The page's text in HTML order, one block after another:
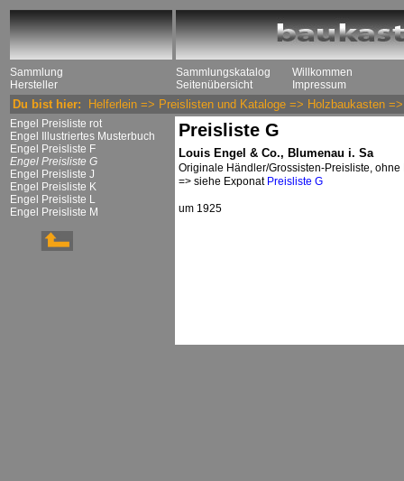
Sammlung
Hersteller
Sammlungskatalog
Seitenübersicht
Willkommen
Impressum
Du bist hier: Helferlein => Preislisten und Kataloge => Holzbaukasten
Engel Preisliste rot
Engel Illustriertes Musterbuch
Engel Preisliste F
Engel Preisliste G
Engel Preisliste J
Engel Preisliste K
Engel Preisliste L
Engel Preisliste M
Preisliste G
Louis Engel & Co., Blumenau i. Sa
Originale Händler/Grossisten-Preisliste,
=> siehe Exponat Preisliste G
um 1925